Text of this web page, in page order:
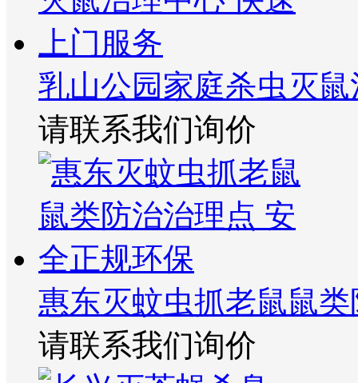
乳山公园家庭杀虫灭
请联系我们询价
惠东灭蚊虫抓老鼠鼠
请联系我们询价